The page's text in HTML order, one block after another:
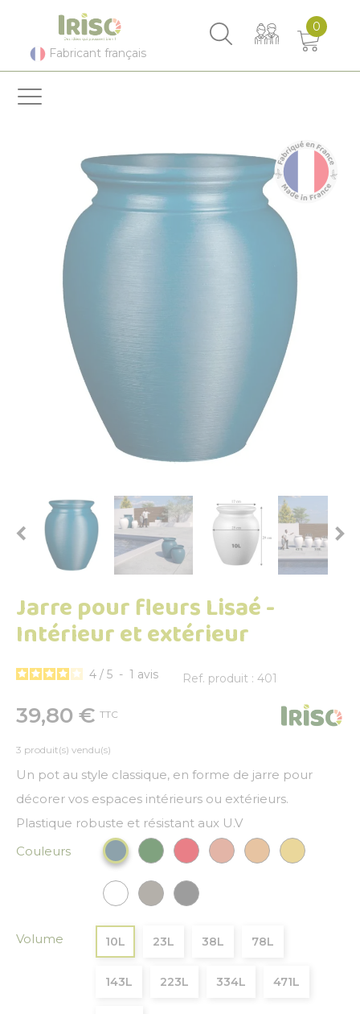
Fabricant français
0
 
Jarre pour fleurs Lisaé -
Intérieur et extérieur
4 / 5 - 1 avis Ref. produit : 401
39,80 € TTC
3 produit(s) vendu(s)
Un pot au style classique, en forme de jarre pour
décorer vos espaces intérieurs ou extérieurs.
Plastique robuste et résistant aux U.V
Couleurs
Bleu paonVert FoncéRougeCuivreBronzeOr
Blanc Gris Gris anthracite
Volume 10L 23L 38L 78L
143L 223L 334L 471L
Panneau de gestion des cookies